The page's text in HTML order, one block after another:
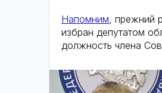
Напомним, прежний
избран депутатом
должность члена